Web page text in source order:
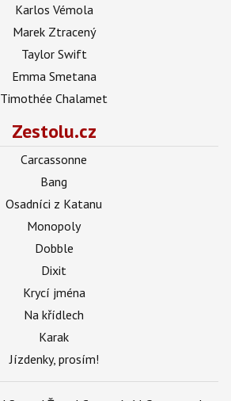
Karlos Vémola
Marek Ztracený
Taylor Swift
Emma Smetana
Timothée Chalamet
Zestolu.cz
Carcassonne
Bang
Osadníci z Katanu
Monopoly
Dobble
Dixit
Krycí jména
Na křídlech
Karak
Jízdenky, prosím!